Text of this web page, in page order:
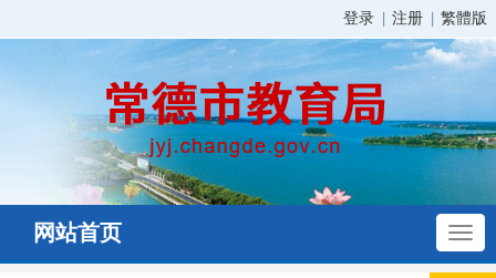
登录 注册 繁體版
网站首页